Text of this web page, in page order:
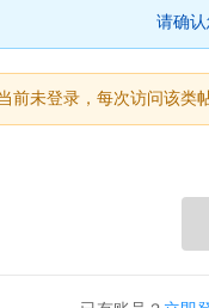
请确
前未登录，每次访问该类